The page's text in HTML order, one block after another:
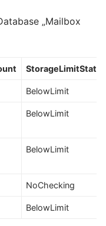
„Mailbox
BelowLimit
BelowLimit
BelowLimit
NoChecking
BelowLimit